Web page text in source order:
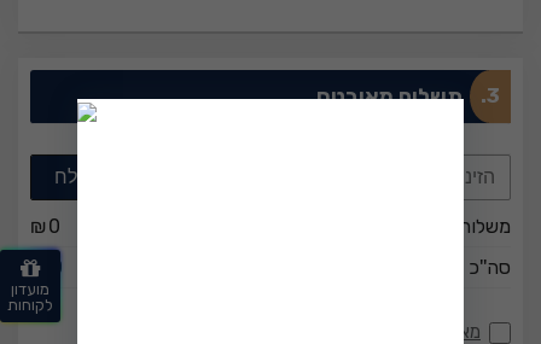
3. תשלום מאובטח
משלוח: 0
₪
סה''כ לתשלום:
0
₪
מאשר/ת קבלת דיוור בהתאם למדיניות הפרטיות
מועדון
לקוחות